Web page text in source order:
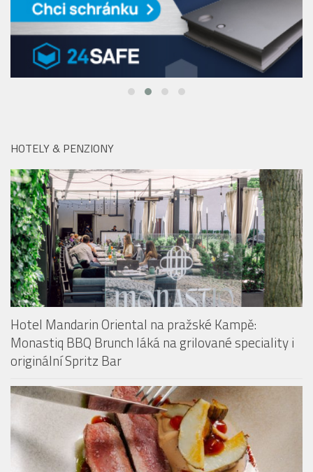
HOTELY & PENZIONY
Hotel Mandarin Oriental na pražské Kampě:
Monastiq BBQ Brunch láká na grilované speciality i
originální Spritz Bar